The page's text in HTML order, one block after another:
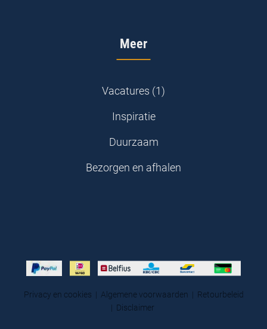
Meer
Vacatures (1)
Inspiratie
Duurzaam
Bezorgen en afhalen
Privacy en cookies | Algemene voorwaarden | Retourbeleid
| Disclaimer